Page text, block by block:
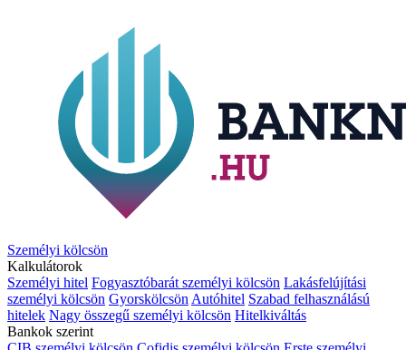
Személyi kölcsön
Kalkulátorok
Személyi hitel Fogyasztóbarát személyi kölcsön Lakásfelújítási
személyi kölcsön Gyorskölcsön Autóhitel Szabad felhasználású
hitelek Nagy összegű személyi kölcsön Hitelkiváltás
Bankok szerint